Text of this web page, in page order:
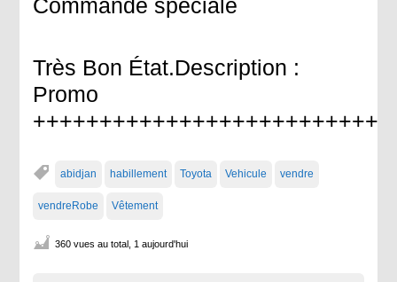
Très Bon État.Description :
Promo
++++++++++++++++++++++++++
abidjan habillement Toyota Vehicule vendre
vendreRobe Vêtement
360 vues au total, 1 aujourd'hui